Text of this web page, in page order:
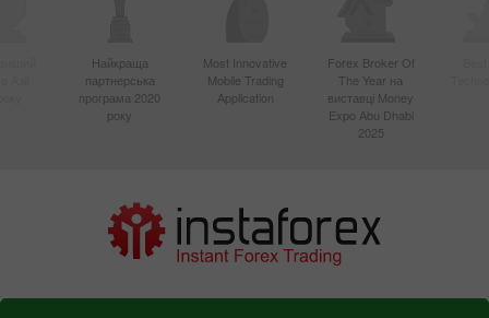
Найкраща
партнерська
програма 2020
року
Most Innovative
Mobile Trading
Application
Forex Broker Of
The Year на
виставці Money
Expo Abu Dhabi
2025